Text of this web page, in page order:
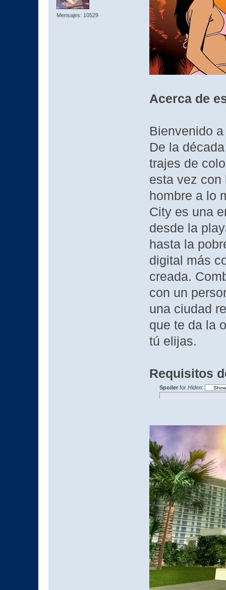
Mensajes: 10529
Acerca de
Bienvenido
De la
trajes de
esta vez con
hombre a lo
City es una
desde la
hasta la
digital más
creada.
con un
una ciudad
que te da la
tú elijas.
Requisitos
Spoilerfor Hiden: